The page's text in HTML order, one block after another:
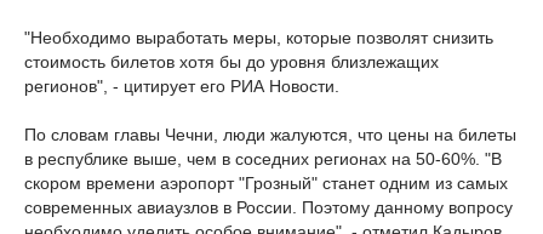
"Необходимо выработать меры, которые позволят снизить
стоимость билетов хотя бы до уровня близлежащих
регионов", - цитирует его РИА Новости.
По словам главы Чечни, люди жалуются, что цены на билеты
в республике выше, чем в соседних регионах на 50-60%. "В
скором времени аэропорт "Грозный" станет одним из самых
современных авиаузлов в России. Поэтому данному вопросу